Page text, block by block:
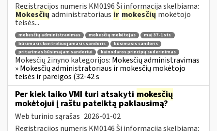
Registracijos numeris KM0196 Ši informacija skelbiama:
Mokesčių administratoriaus ir mokesčių mokėtojo
teisės...
mokesčių administravimas mokesčių mokėtojas
maį 37-1 str.
būsimasis kontroliuojamasis sandoris
būsimasis sandoris
pritarimas būsimajam sandoriui
kainodaros principų suderinimas
Mokesčių žinyno kategorijos: Mokesčių administravimas
» Mokesčių administratoriaus ir mokesčių mokėtojo
teisės ir pareigos (32-42 s
Per kiek laiko VMI turi atsakyti mokesčių
mokėtojui į raštu pateiktą paklausimą?
Web turinio sąrašas 2026-01-02
Registracijos numeris KM0146 Ši informacija skelbiama: